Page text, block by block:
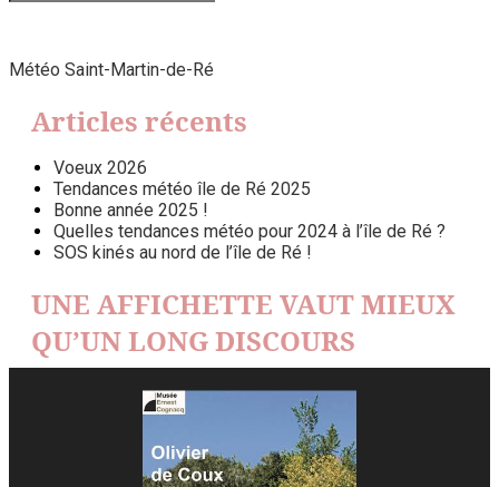
Météo Saint-Martin-de-Ré
Articles récents
Voeux 2026
Tendances météo île de Ré 2025
Bonne année 2025 !
Quelles tendances météo pour 2024 à l’île de Ré ?
SOS kinés au nord de l’île de Ré !
UNE AFFICHETTE VAUT MIEUX
QU’UN LONG DISCOURS